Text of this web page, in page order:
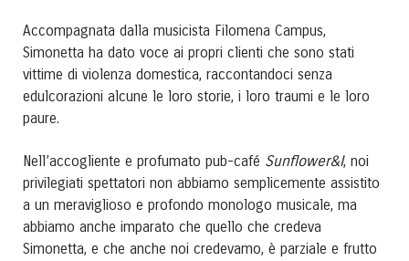
Accompagnata dalla musicista Filomena Campus,
Simonetta ha dato voce ai propri clienti che sono stati
vittime di violenza domestica, raccontandoci senza
edulcorazioni alcune le loro storie, i loro traumi e le loro
paure.
Nell’accogliente e profumato pub-café Sunflower&I, noi
privilegiati spettatori non abbiamo semplicemente assistito
a un meraviglioso e profondo monologo musicale, ma
abbiamo anche imparato che quello che credeva
Simonetta, e che anche noi credevamo, è parziale e frutto